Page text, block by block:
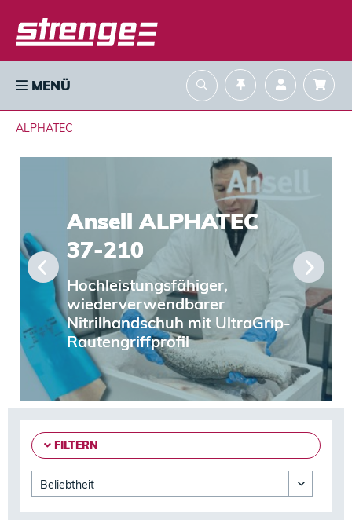
MENÜ
ALPHATEC
Ansell ALPHATEC
37-210
Hochleistungsfähiger,
wiederverwendbarer
Nitrilhandschuh mit UltraGrip-
Rautengriffprofil
FILTERN